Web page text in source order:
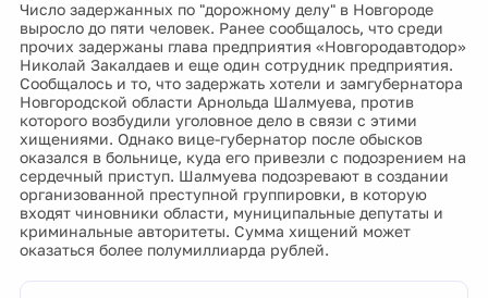
Число задержанных по "дорожному делу" в Новгороде
выросло до пяти человек. Ранее сообщалось, что среди
прочих задержаны глава предприятия «Новгородавтодор»
Николай Закалдаев и еще один сотрудник предприятия.
Сообщалось и то, что задержать хотели и замгубернатора
Новгородской области Арнольда Шалмуева, против
которого возбудили уголовное дело в связи с этими
хищениями. Однако вице-губернатор после обысков
оказался в больнице, куда его привезли с подозрением на
сердечный приступ. Шалмуева подозревают в создании
организованной преступной группировки, в которую
входят чиновники области, муниципальные депутаты и
криминальные авторитеты. Сумма хищений может
оказаться более полумиллиарда рублей.